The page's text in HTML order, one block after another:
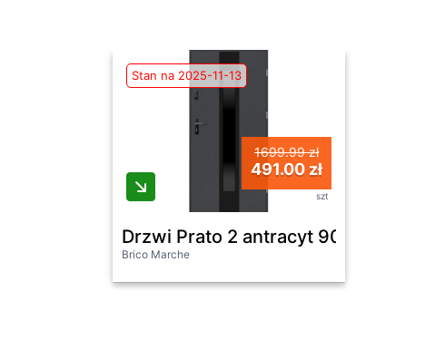
Stan na 2025-11-13
1699.99 zł
491.00 zł
szt
Drzwi Prato 2 antracyt 90 prawe
Brico Marche